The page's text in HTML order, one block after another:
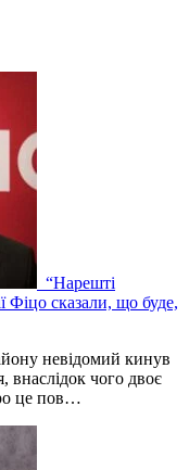
“Нарешті
Фіцо сказали, що буде,
невідомий кинув
внаслідок чого двоє
це пов…